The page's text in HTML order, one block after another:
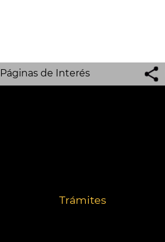
Páginas de Interés
Trámites